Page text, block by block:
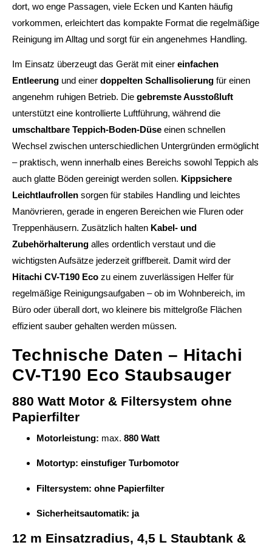
dort, wo enge Passagen, viele Ecken und Kanten häufig
vorkommen, erleichtert das kompakte Format die regelmäßige
Reinigung im Alltag und sorgt für ein angenehmes Handling.
Im Einsatz überzeugt das Gerät mit einer einfachen
Entleerung und einer doppelten Schallisolierung für einen
angenehm ruhigen Betrieb. Die gebremste Ausstoßluft
unterstützt eine kontrollierte Luftführung, während die
umschaltbare Teppich-Boden-Düse einen schnellen
Wechsel zwischen unterschiedlichen Untergründen ermöglicht
– praktisch, wenn innerhalb eines Bereichs sowohl Teppich als
auch glatte Böden gereinigt werden sollen. Kippsichere
Leichtlaufrollen sorgen für stabiles Handling und leichtes
Manövrieren, gerade in engeren Bereichen wie Fluren oder
Treppenhäusern. Zusätzlich halten Kabel- und
Zubehörhalterung alles ordentlich verstaut und die
wichtigsten Aufsätze jederzeit griffbereit. Damit wird der
Hitachi CV-T190 Eco zu einem zuverlässigen Helfer für
regelmäßige Reinigungsaufgaben – ob im Wohnbereich, im
Büro oder überall dort, wo kleinere bis mittelgroße Flächen
effizient sauber gehalten werden müssen.
Technische Daten – Hitachi
CV-T190 Eco Staubsauger
880 Watt Motor & Filtersystem ohne
Papierfilter
Motorleistung: max. 880 Watt
Motortyp: einstufiger Turbomotor
Filtersystem: ohne Papierfilter
Sicherheitsautomatik: ja
12 m Einsatzradius, 4,5 L Staubtank &